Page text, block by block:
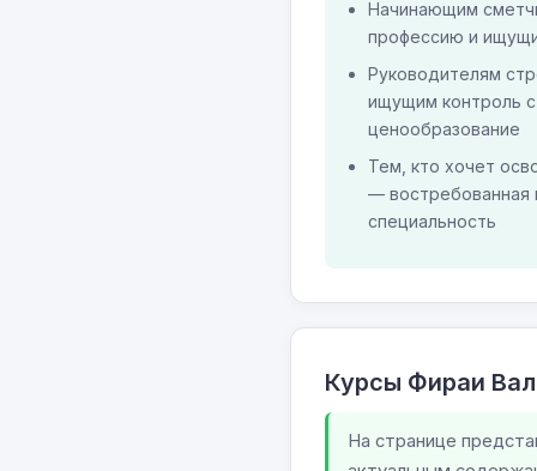
Начинающим
профессию и
Руководителям
ищущим контроль
ценообразование
Тем, кто хочет
— востребованная
специальность
Курсы Фираи
На странице